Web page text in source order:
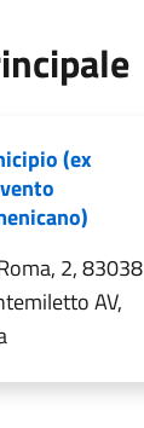
(ex
2, 83038
AV,